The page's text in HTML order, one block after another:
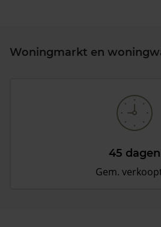
Woningmarkt en
45 dagen
Gem.